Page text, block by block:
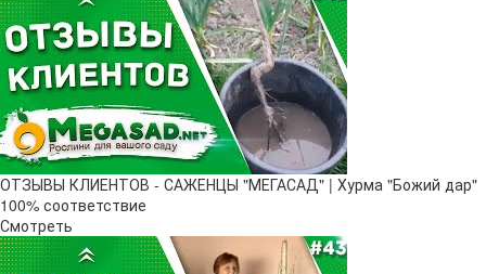
ОТЗЫВЫ КЛИЕНТОВ - САЖЕНЦЫ "МЕГАСАД" | Хурма "Божий дар" ​
100% соответствие
Смотреть